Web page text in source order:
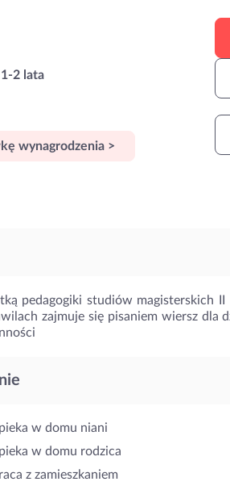
1-2 lata
wynagrodzenia >
pedagogiki studiów magisterskich
zajmuje się pisaniem wiersz dla
w domu niani
w domu rodzica
z zamieszkaniem